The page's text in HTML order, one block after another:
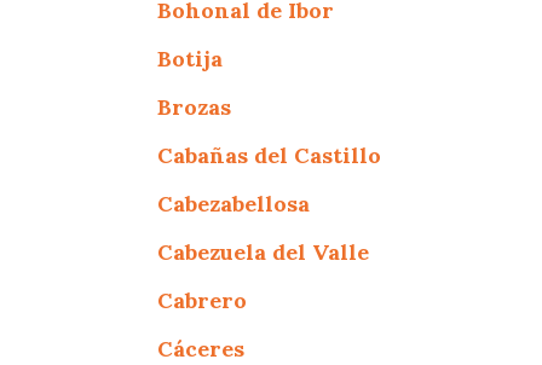
Bohonal de Ibor
Botija
Brozas
Cabañas del Castillo
Cabezabellosa
Cabezuela del Valle
Cabrero
Cáceres